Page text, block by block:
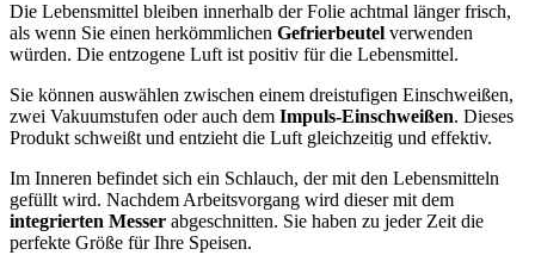
Die Lebensmittel bleiben innerhalb der Folie achtmal länger frisch,
als wenn Sie einen herkömmlichen Gefrierbeutel verwenden
würden. Die entzogene Luft ist positiv für die Lebensmittel.
Sie können auswählen zwischen einem dreistufigen Einschweißen,
zwei Vakuumstufen oder auch dem Impuls-Einschweißen. Dieses
Produkt schweißt und entzieht die Luft gleichzeitig und effektiv.
Im Inneren befindet sich ein Schlauch, der mit den Lebensmitteln
gefüllt wird. Nachdem Arbeitsvorgang wird dieser mit dem
integrierten Messer abgeschnitten. Sie haben zu jeder Zeit die
perfekte Größe für Ihre Speisen.